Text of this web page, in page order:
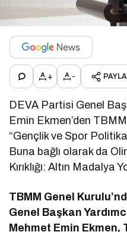
+ -
DEVA Partisi Genel
Emin Ekmen’den
“Gençlik ve Spor
Buna bağlı olarak da
Kırıklığı: Altın Madalya
TBMM Genel
Genel Başkan
Mehmet Emin Ekmen,